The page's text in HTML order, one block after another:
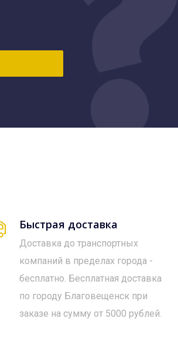
Быстрая доставка
Доставка до транспортных
компаний в пределах города -
бесплатно. Бесплатная доставка
по городу Благовещенск при
заказе на сумму от 5000 рублей.